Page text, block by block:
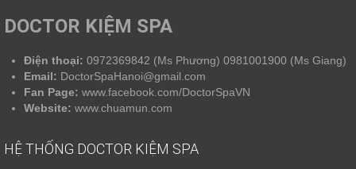
DOCTOR KIỆM SPA
Điện thoại: 0972369842 (Ms Phương) 0981001900 (Ms Giang)
Email: DoctorSpaHanoi@gmail.com
Fan Page: www.facebook.com/DoctorSpaVN
Website: www.chuamun.com
HỆ THỐNG DOCTOR KIỆM SPA